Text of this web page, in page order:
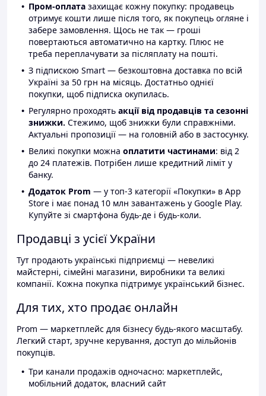
Пром-оплата захищає кожну покупку: продавець
отримує кошти лише після того, як покупець огляне і
забере замовлення. Щось не так — гроші
повертаються автоматично на картку. Плюс не
треба переплачувати за післяплату на пошті.
З підпискою Smart — безкоштовна доставка по всій
Україні за 50 грн на місяць. Достатньо однієї
покупки, щоб підписка окупилась.
Регулярно проходять акції від продавців та сезонні
знижки. Стежимо, щоб знижки були справжніми.
Актуальні пропозиції — на головній або в застосунку.
Великі покупки можна оплатити частинами: від 2
до 24 платежів. Потрібен лише кредитний ліміт у
банку.
Додаток Prom — у топ-3 категорії «Покупки» в App
Store і має понад 10 млн завантажень у Google Play.
Купуйте зі смартфона будь-де і будь-коли.
Продавці з усієї України
Тут продають українські підприємці — невеликі
майстерні, сімейні магазини, виробники та великі
компанії. Кожна покупка підтримує український бізнес.
Для тих, хто продає онлайн
Prom — маркетплейс для бізнесу будь-якого масштабу.
Легкий старт, зручне керування, доступ до мільйонів
покупців.
Три канали продажів одночасно: маркетплейс,
мобільний додаток, власний сайт